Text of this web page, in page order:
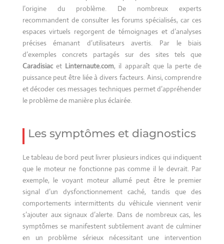
l’origine du problème. De nombreux experts
recommandent de consulter les forums spécialisés, car ces
espaces virtuels regorgent de témoignages et d’analyses
précises émanant d’utilisateurs avertis. Par le biais
d’exemples concrets partagés sur des sites tels que
Caradisiacet Linternaute.com, il apparaît que la perte de
puissance peut être liée à divers facteurs. Ainsi, comprendre
et décoder ces messages techniques permet d’appréhender
le problème de manière plus éclairée.
Les symptômes et diagnostics
Le tableau de bord peut livrer plusieurs indices qui indiquent
que le moteur ne fonctionne pas comme il le devrait. Par
exemple, le voyant moteur allumé peut être le premier
signal d’un dysfonctionnement caché, tandis que des
comportements intermittents du véhicule viennent venir
s’ajouter aux signaux d’alerte. Dans de nombreux cas, les
symptômes se manifestent subtilement avant de culminer
en un problème sérieux nécessitant une intervention